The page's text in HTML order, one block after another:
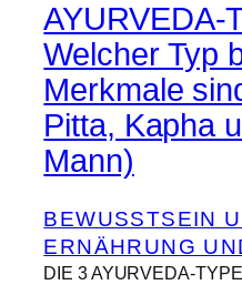
AYURVEDA-
Welcher Typ
Merkmale
Pitta, Kapha
Mann)
BEWUSSTSEIN
ERNÄHRUNG
DIE 3 AYURVEDA-